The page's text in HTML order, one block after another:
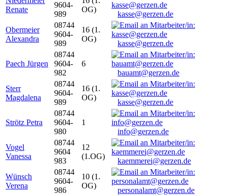
Renate
9604-
989
OG)
kasse@gerzen.de
Obermeier
Alexandra
08744
9604-
989
16 (1.
OG)
kasse@gerzen.de
Paech Jürgen
08744
9604-
982
6
bauamt@gerzen.de
Sterr
Magdalena
08744
9604-
989
16 (1.
OG)
kasse@gerzen.de
Strötz Petra
08744
9604-
980
1
info@gerzen.de
Vogel
Vanessa
08744
9604
983
12
(1.OG)
kaemmerei@gerzen.de
Wünsch
Verena
08744
9604-
986
10 (1.
OG)
personalamt@gerzen.de